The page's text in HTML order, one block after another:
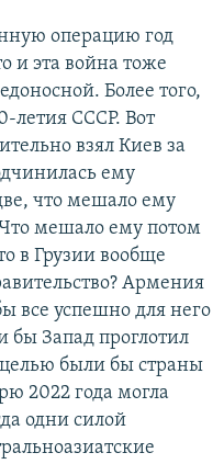
операцию год
и эта война тоже
Более того,
летия СССР. Вот
взял Киев за
ему
что мешало ему
мешало ему потом
в Грузии вообще
Армения
все успешно для него
бы Запад проглотил
были бы страны
2022 года могла
одни силой